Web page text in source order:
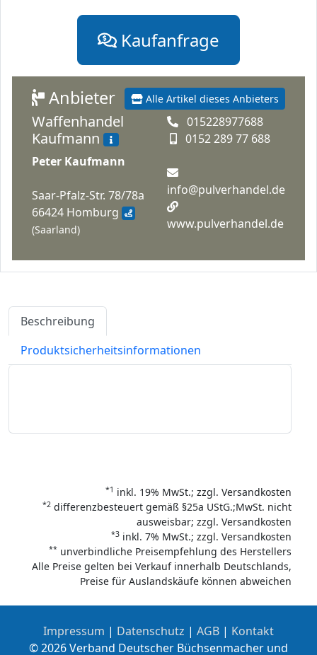
Kaufanfrage
Alle Artikel dieses Anbieters
Anbieter
Waffenhandel
Kaufmann
Peter Kaufmann
Saar-Pfalz-Str. 78/78a
66424 Homburg
(Saarland)
015228977688
0152 289 77 688
info@pulverhandel.de
www.pulverhandel.de
Beschreibung
Produktsicherheitsinformationen
*1 inkl. 19% MwSt.; zzgl. Versandkosten
*2 differenzbesteuert gemäß §25a UStG.;MwSt. nicht
ausweisbar; zzgl. Versandkosten
*3 inkl. 7% MwSt.; zzgl. Versandkosten
** unverbindliche Preisempfehlung des Herstellers
Alle Preise gelten bei Verkauf innerhalb Deutschlands,
Preise für Auslandskäufe können abweichen
Impressum | Datenschutz | AGB | Kontakt
© 2026 Verband Deutscher Büchsenmacher und